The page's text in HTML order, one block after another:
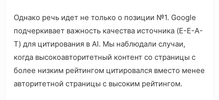
Однако речь идет не только о позиции №1. Google
подчеркивает важность качества источника (E-E-A-
T) для цитирования в AI. Мы наблюдали случаи,
когда высокоавторитетный контент со страницы с
более низким рейтингом цитировался вместо менее
авторитетной страницы с высоким рейтингом.